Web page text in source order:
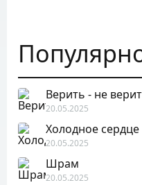
Верить - не
20.05.2025
Холодное сердце
20.05.2025
Шрам
20.05.2025